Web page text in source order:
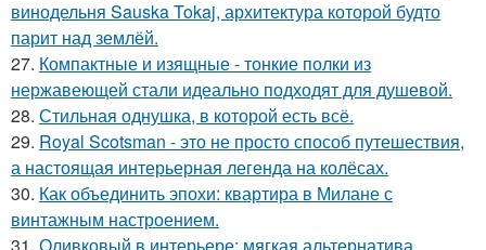
винодельня Sauska Tokaj, архитектура которой будто
парит над землёй.
27. Компактные и изящные - тонкие полки из
нержавеющей стали идеально подходят для душевой.
28. Стильная однушка, в которой есть всё.
29. Royal Scotsman - это не просто способ путешествия,
а настоящая интерьерная легенда на колёсах.
30. Как объединить эпохи: квартира в Милане с
винтажным настроением.